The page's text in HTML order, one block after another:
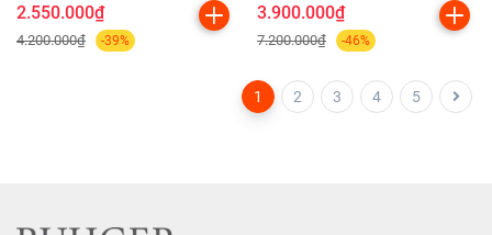
2.550.000₫
4.200.000₫ -39%
3.900.000₫
7.200.000₫ -46%
1 2 3 4 5